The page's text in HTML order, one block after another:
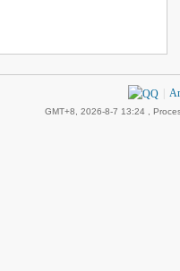
GMT+8, 2026-8-7 13:24 ,